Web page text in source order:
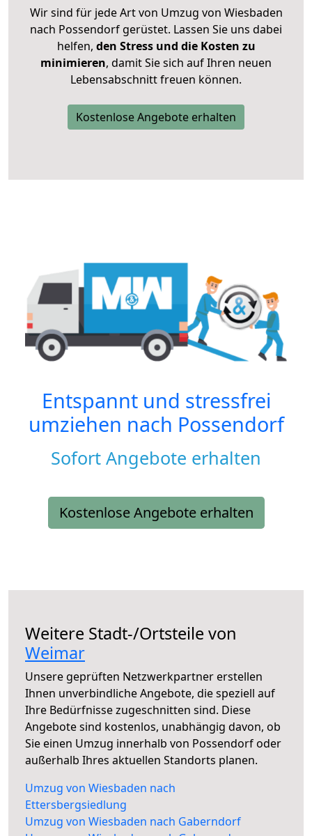
Wir sind für jede Art von Umzug von Wiesbaden
nach Possendorf gerüstet. Lassen Sie uns dabei
helfen, den Stress und die Kosten zu
minimieren, damit Sie sich auf Ihren neuen
Lebensabschnitt freuen können.
Kostenlose Angebote erhalten
Entspannt und stressfrei
umziehen nach Possendorf
Sofort Angebote erhalten
Kostenlose Angebote erhalten
Weitere Stadt-/Ortsteile von
Weimar
Unsere geprüften Netzwerkpartner erstellen
Ihnen unverbindliche Angebote, die speziell auf
Ihre Bedürfnisse zugeschnitten sind. Diese
Angebote sind kostenlos, unabhängig davon, ob
Sie einen Umzug innerhalb von Possendorf oder
außerhalb Ihres aktuellen Standorts planen.
Umzug von Wiesbaden nach
Ettersbergsiedlung
Umzug von Wiesbaden nach Gaberndorf